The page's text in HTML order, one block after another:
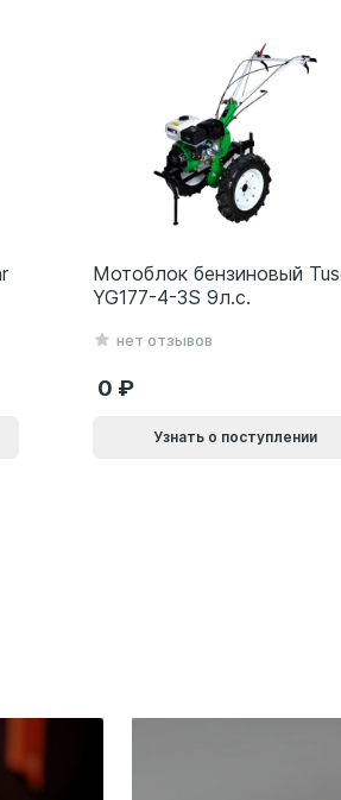
Мотоблок бензиновый
YG177-4-3S 9л.с.
нет отзывов
0
Узнать о поступлении